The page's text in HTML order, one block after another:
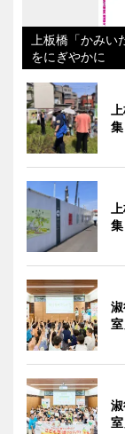
上板橋「かみ
をにぎやかに